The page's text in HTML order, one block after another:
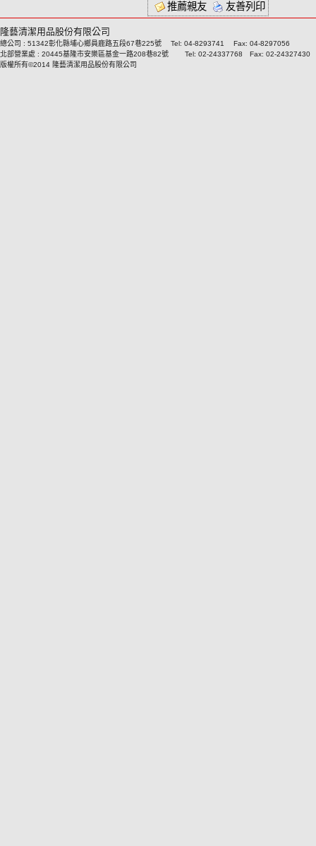
推薦親友 友善列印
隆藝清潔用品股份有限公司
總公司 : 51342彰化縣埔心鄉員鹿路五段67巷225號 Tel: 04-8293741 Fax: 04-8297056
北部營業處 : 20445基隆市安樂區基金一路208巷82號 Tel: 02-24337768 Fax: 02-24327430
版權所有©2014 隆藝清潔用品股份有限公司